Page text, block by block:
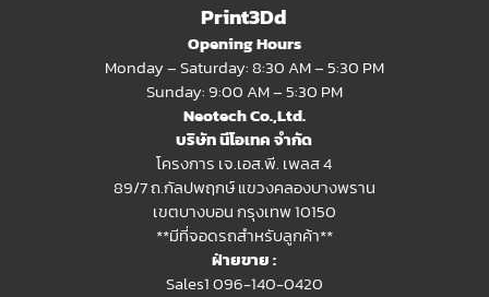
Print3Dd
Opening Hours
Monday – Saturday: 8:30 AM – 5:30 PM
Sunday: 9:00 AM – 5:30 PM
Neotech Co.,Ltd.
บริษัท นีโอเทค จำกัด
โครงการ เจ.เอส.พี. เพลส 4
89/7 ถ.กัลปพฤกษ์ แขวงคลองบางพราน
เขตบางบอน กรุงเทพ 10150
**มีที่จอดรถสำหรับลูกค้า**
ฝ่ายขาย :
Sales1 096-140-0420